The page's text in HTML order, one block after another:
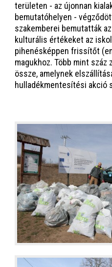
területen - az újonnan
bemutatóhelyen -
szakemberei bemutatták
kulturális értékeket az
pihenésképpen frissítőt
magukhoz. Több mint
össze, amelynek
hulladékmentesítési akció